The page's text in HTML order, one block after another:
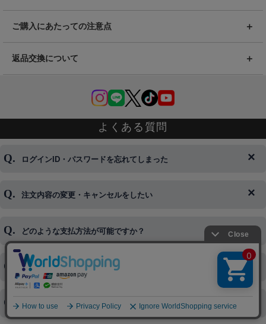
ご購入にあたっての注意点
返品交換について
よくある質問
ログインID・パスワードを忘れてしまった
◆下記ページより、ログインIDの変更が可能です。
注文内容の変更・キャンセルをしたい
◆即日発送を行なっている関係上、午後以降のご連絡やキャンセル
はご対応できない場合がございます。
ご希望の場合は、お早めにご連絡を頂けますようお願い致します。
※発送後、発送準備が完了しお手続きが間に合わない場合は変更、
キャンセルをお断りさせて頂くことはがありますのであらかじめご
どのような支払方法が可能ですか？
◆代金引換・クレジットカード・携帯キャリア決済・おねだり決
済・AmazonPayなどがございます。
商品や配送日時など、注文内容の変更はできますか？
◆商品発送前の変更は承っております。
すでに発送手配済みで、変更処理が間に合わない場合はご容赦くだ
領収書を発行してほしい